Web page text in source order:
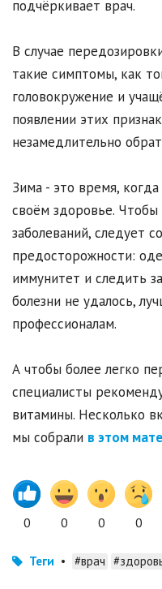
подчёркивает врач.
В случае
такие симптомы, как
головокружение и
появлении этих
незамедлительно
Зима - это время,
своём здоровье.
заболеваний, следует
предосторожности:
иммунитет и следить
болезни не удалось,
профессионалам.
А чтобы более легко
специалисты
витамины. Несколько
мы собрали в этом
0 0 0 0
Теги • #врач